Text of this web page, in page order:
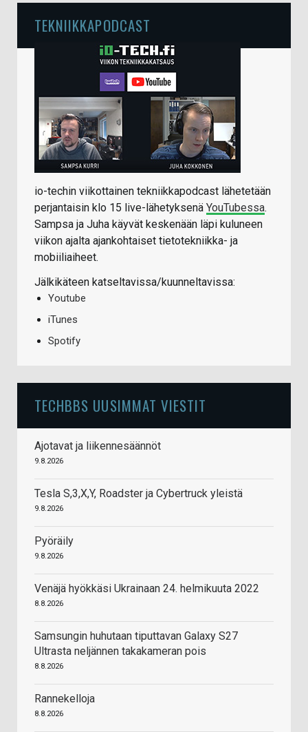
TEKNIIKKAPODCAST
io-techin viikottainen tekniikkapodcast lähetetään
perjantaisin klo 15 live-lähetyksenä YouTubessa.
Sampsa ja Juha käyvät keskenään läpi kuluneen
viikon ajalta ajankohtaiset tietotekniikka- ja
mobiiliaiheet.
Jälkikäteen katseltavissa/kuunneltavissa:
Youtube
iTunes
Spotify
TECHBBS UUSIMMAT VIESTIT
Ajotavat ja liikennesäännöt
9.8.2026
Tesla S,3,X,Y, Roadster ja Cybertruck yleistä
9.8.2026
Pyöräily
9.8.2026
Venäjä hyökkäsi Ukrainaan 24. helmikuuta 2022
8.8.2026
Samsungin huhutaan tiputtavan Galaxy S27
Ultrasta neljännen takakameran pois
8.8.2026
Rannekelloja
8.8.2026